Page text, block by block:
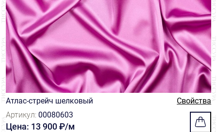
Атлас-стрейч шелковый
Свойства
Артикул: 00080603
Цена: 13 900 ₽/м